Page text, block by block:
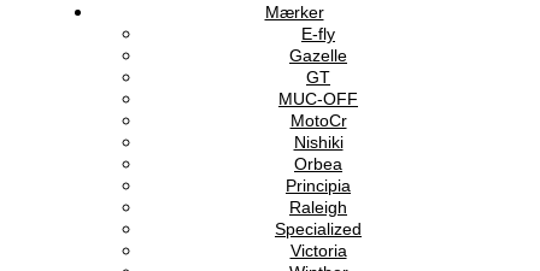
Mærker
E-fly
Gazelle
GT
MUC-OFF
MotoCr
Nishiki
Orbea
Principia
Raleigh
Specialized
Victoria